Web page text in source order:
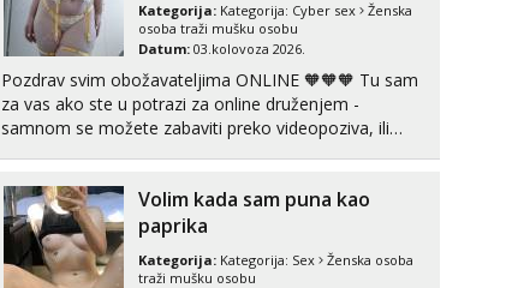
064/677-677- Kod: #142
tel:0,93€ - mob:1,12€ min
Razgovaram :)
Obavijesti me kada se oslobodi
Liliana
Razgovaram :)
Kategorija: Kategorija: Cyber sex
Ženska
osoba traži mušku osobu
Datum: 03.kolovoza 2026.
Pozdrav svim obožavateljima ONLINE 🧡🧡🧡 Tu sam
za vas ako ste u potrazi za online druženjem -
samnom se možete zabaviti preko videopoziva, ili
tipkanja uz slike i hot line pozive. Za vas sam
pripremila ...
Volim kada sam puna kao
paprika
Kategorija: Kategorija: Sex
Ženska osoba
traži mušku osobu